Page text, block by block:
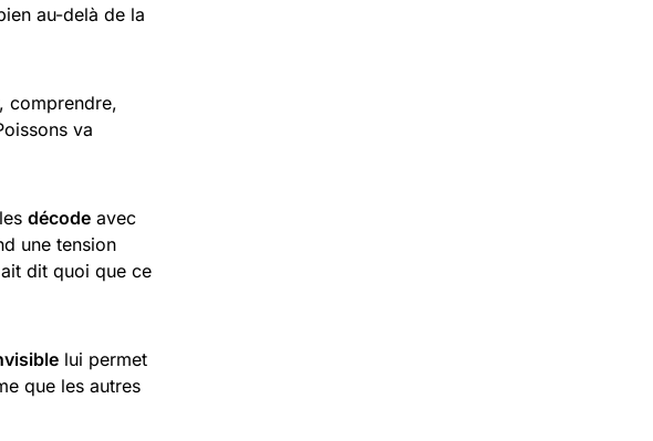
au-delà de la
comprendre,
va
décode avec
une tension
dit quoi que ce
lui permet
que les autres